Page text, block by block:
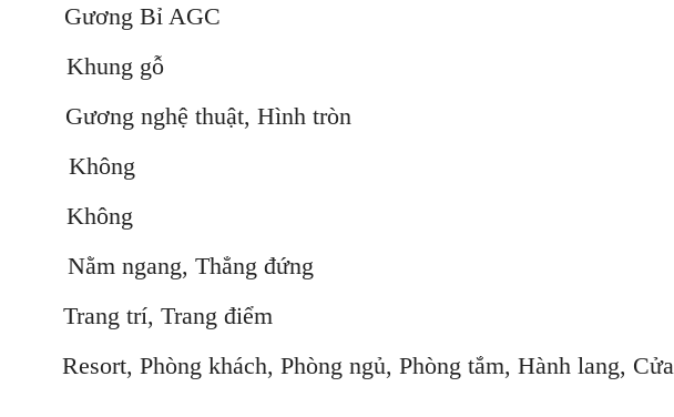
Bỉ AGC
gỗ
nghệ thuật, Hình tròn
Thẳng đứng
trí, Trang điểm
Phòng khách, Phòng ngủ, Phòng tắm, Hành lang, Cửa